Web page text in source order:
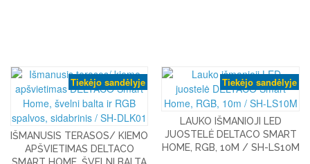
Tiekėjo sandėlyje
IŠMANUSIS TERASOS/ KIEMO
APŠVIETIMAS DELTACO
Tiekėjo sandėlyje
LAUKO IŠMANIOJI LED
JUOSTELĖ DELTACO SMART
HOME, RGB, 10M / SH-LS10M